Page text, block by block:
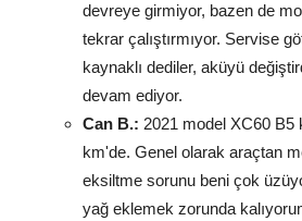
devreye girmiyor, bazen de
tekrar çalıştırmıyor. Servise
kaynaklı dediler, aküyü
devam ediyor.
Can B.: 2021 model XC60 B5
km'de. Genel olarak araçtan
eksiltme sorunu beni çok
yağ eklemek zorunda